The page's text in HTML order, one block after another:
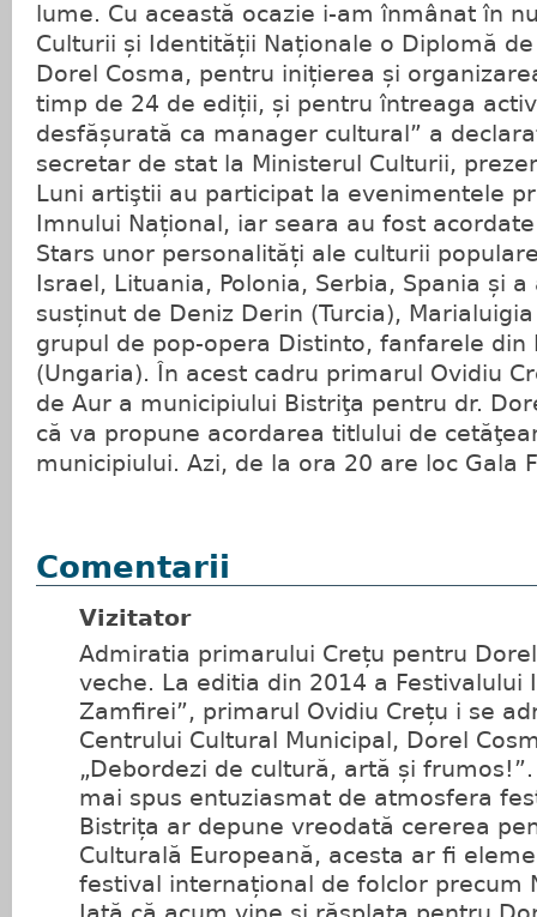
lume. Cu această ocazie i-am înmânat în
Culturii și Identității Naționale o Diplomă
Dorel Cosma, pentru inițierea și
timp de 24 de ediții, și pentru întreaga
desfășurată ca manager cultural” a
secretar de stat la Ministerul Culturii,
Luni artiştii au participat la evenimentele
Imnului Național, iar seara au fost
Stars unor personalități ale culturii
Israel, Lituania, Polonia, Serbia, Spania și
susținut de Deniz Derin (Turcia),
grupul de pop-opera Distinto, fanfarele din
(Ungaria). În acest cadru primarul Ovidiu
de Aur a municipiului Bistriţa pentru dr.
că va propune acordarea titlului de
municipiului. Azi, de la ora 20 are loc Gala
Comentarii
Vizitator
Admiratia primarului Crețu pentru
veche. La editia din 2014 a Festivalului
Zamfirei”, primarul Ovidiu Crețu i se
Centrului Cultural Municipal, Dorel
„Debordezi de cultură, artă și
mai spus entuziasmat de atmosfera
Bistrița ar depune vreodată cererea
Culturală Europeană, acesta ar fi
festival internațional de folclor precum